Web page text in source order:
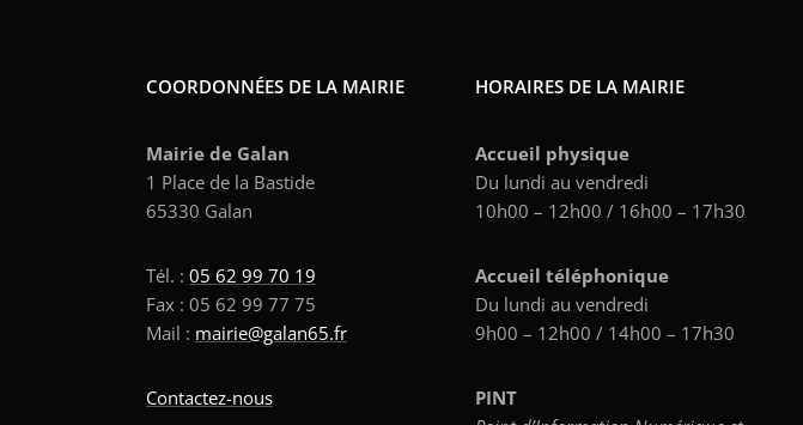
COORDONNÉES DE LA MAIRIE
Mairie de Galan
1 Place de la Bastide
65330 Galan
Tél. : 05 62 99 70 19
Fax : 05 62 99 77 75
Mail : mairie@galan65.fr
Contactez-nous
HORAIRES DE LA MAIRIE
Accueil physique
Du lundi au vendredi
10h00 – 12h00 / 16h00 – 17h30
Accueil téléphonique
Du lundi au vendredi
9h00 – 12h00 / 14h00 – 17h30
PINT